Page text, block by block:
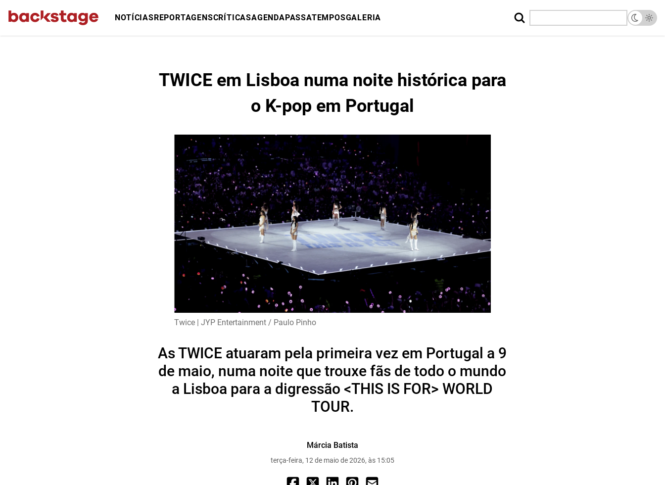
NOTÍCIASREPORTAGENSCRÍTICASAGENDAPASSATEMPOSGALERIA
TWICE em Lisboa numa noite histórica para
o K-pop em Portugal
Twice | JYP Entertainment / Paulo Pinho
As TWICE atuaram pela primeira vez em Portugal a 9
de maio, numa noite que trouxe fãs de todo o mundo
a Lisboa para a digressão <THIS IS FOR> WORLD
TOUR.
Márcia Batista
terça-feira, 12 de maio de 2026, às 15:05